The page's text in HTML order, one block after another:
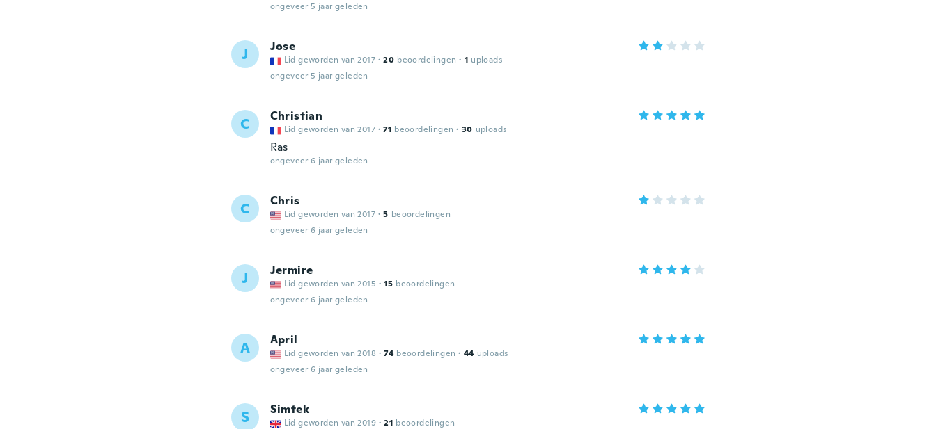
ongeveer 5 jaar geleden
J Jose
Lid geworden van 2017 · 20 beoordelingen · 1 uploads
ongeveer 5 jaar geleden
C Christian
Lid geworden van 2017 · 71 beoordelingen · 30 uploads
Ras
ongeveer 6 jaar geleden
C Chris
Lid geworden van 2017 · 5 beoordelingen
ongeveer 6 jaar geleden
J Jermire
Lid geworden van 2015 · 15 beoordelingen
ongeveer 6 jaar geleden
A April
Lid geworden van 2018 · 74 beoordelingen · 44 uploads
ongeveer 6 jaar geleden
S Simtek
Lid geworden van 2019 · 21 beoordelingen